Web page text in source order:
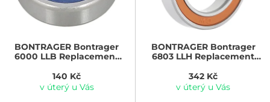
BONTRAGER Bontrager
6000 LLB Replacement
140 Kč
v úterý u Vás
BONTRAGERBontrager
6803 LLH Replacement
342 Kč
v úterý u Vás